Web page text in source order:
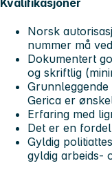
Kvalifikasjoner
Norsk
nummer må
Dokumentert
og skriftlig
Gerica er
Erfaring med
Det er en
Gyldig
gyldig arbeids-